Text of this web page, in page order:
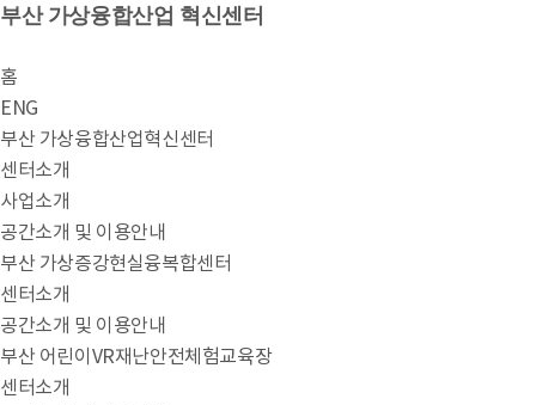
부산 가상융합산업 혁신센터
홈
ENG
부산 가상융합산업혁신센터
센터소개
사업소개
공간소개 및 이용안내
부산 가상증강현실융복합센터
센터소개
공간소개 및 이용안내
부산 어린이VR재난안전체험교육장
센터소개